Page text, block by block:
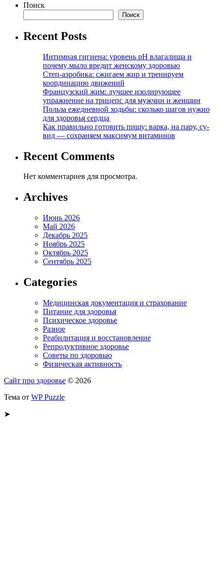
Поиск
Поиск
Recent Posts
Интимная гигиена: уровень pH влагалища и
почему мыло вредит женскому здоровью
Степ-аэробика: сжигаем жир и тренируем
координацию движений
Французский жим: лучшее изолирующее
упражнение на трицепс для мужчин и женщин
Польза ежедневной ходьбы: сколько шагов нужно
для здоровья сердца
Как правильно готовить пищу: варка, на пару, су-
вид — сохраняем максимум витаминов
Recent Comments
Нет комментариев для просмотра.
Archives
Июнь 2026
Май 2026
Декабрь 2025
Ноябрь 2025
Октябрь 2025
Сентябрь 2025
Categories
Медицинская документация и страхование
Питание для здоровья
Психическое здоровье
Разное
Реабилитация и восстановление
Репродуктивное здоровье
Советы по здоровью
Физическая активность
Сайт про здоровье © 2026
Тема от WP Puzzle
➤